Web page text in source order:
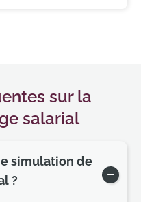
sur la
salarial
simulation de
?